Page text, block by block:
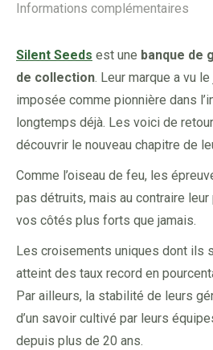
Informations complémentaires
Silent Seeds est une banque de
de collection. Leur marque a vu
imposée comme pionnière dans
longtemps déjà. Les voici de
découvrir le nouveau chapitre de
Comme l’oiseau de feu, les
pas détruits, mais au contraire
vos côtés plus forts que jamais.
Les croisements uniques dont ils
atteint des taux record en
Par ailleurs, la stabilité de leurs
d’un savoir cultivé par leurs
depuis plus de 20 ans.